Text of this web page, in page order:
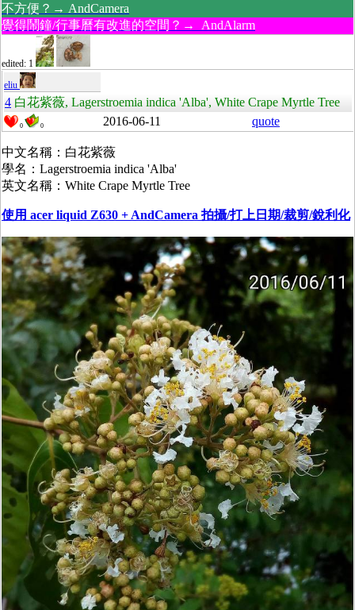
不方便？→ AndCamera
覺得鬧鐘/行事曆有改進的空間？→ AndAlarm
edited: 1
eliu
4 白花紫薇, Lagerstroemia indica 'Alba', White Crape Myrtle Tree
0 0 2016-06-11 quote
中文名稱：白花紫薇
學名：Lagerstroemia indica 'Alba'
英文名稱：White Crape Myrtle Tree
使用 acer liquid Z630 + AndCamera 拍攝/打上日期/裁剪/銳利化